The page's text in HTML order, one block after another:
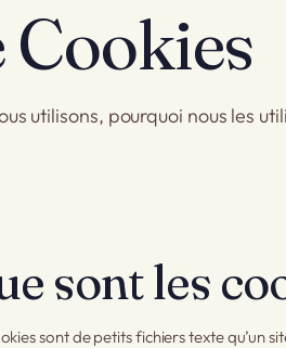
utilisons, pourquoi nous les
sont les
sont de petits fichiers texte qu’un